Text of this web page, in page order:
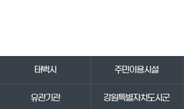
태백시 주민이용시설
유관기관 강원특별자치도시군